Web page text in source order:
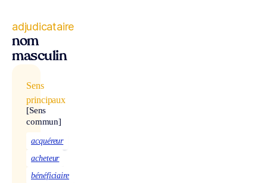
adjudicataire
nom
masculin
Sens
principaux
[Sens
commun]
acquéreur
acheteur
bénéficiaire